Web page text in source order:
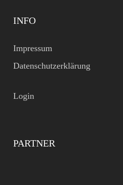
INFO
Impressum
Datenschutzerklärung
Login
PARTNER